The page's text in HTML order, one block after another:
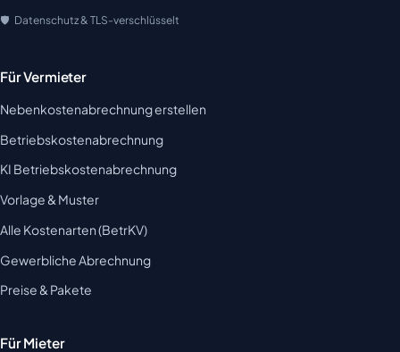
Datenschutz & TLS-verschlüsselt
Für Vermieter
Nebenkostenabrechnung erstellen
Betriebskostenabrechnung
KI Betriebskostenabrechnung
Vorlage & Muster
Alle Kostenarten (BetrKV)
Gewerbliche Abrechnung
Preise & Pakete
Für Mieter